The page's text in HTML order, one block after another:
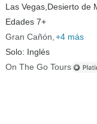
Las Vegas, Desierto de
Edades 7+
Gran Cañón +4 más
Solo: Inglés
On The Go Tours